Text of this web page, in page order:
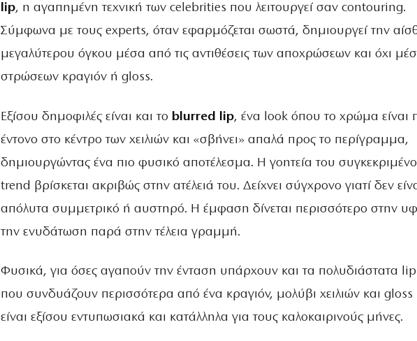
lip, η αγαπημένη τεχνική των celebrities που λειτουργεί σαν contouring.
Σύμφωνα με τους experts, όταν εφαρμόζεται σωστά, δημιουργεί την
μεγαλύτερου όγκου μέσα από τις αντιθέσεις των αποχρώσεων και όχι
στρώσεων κραγιόν ή gloss.
Εξίσου δημοφιλές είναι και το blurred lip, ένα look όπου το χρώμα είναι
έντονο στο κέντρο των χειλιών και «σβήνει» απαλά προς το περίγραμμα,
δημιουργώντας ένα πιο φυσικό αποτέλεσμα. Η γοητεία του
trend βρίσκεται ακριβώς στην ατέλειά του. Δείχνει σύγχρονο γιατί δεν
απόλυτα συμμετρικό ή αυστηρό. Η έμφαση δίνεται περισσότερο στην
την ενυδάτωση παρά στην τέλεια γραμμή.
Φυσικά, για όσες αγαπούν την ένταση υπάρχουν και τα πολυδιάστατα
που συνδυάζουν περισσότερα από ένα κραγιόν, μολύβι χειλιών και
είναι εξίσου εντυπωσιακά και κατάλληλα για τους καλοκαιρινούς μήνες.